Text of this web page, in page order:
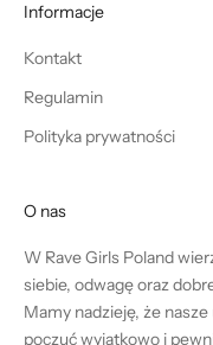
Informacje
Kontakt
Regulamin
Polityka prywatności
O nas
W Rave Girls Poland
siebie, odwagę oraz
Mamy nadzieję, że
poczuć wyjątkowo i